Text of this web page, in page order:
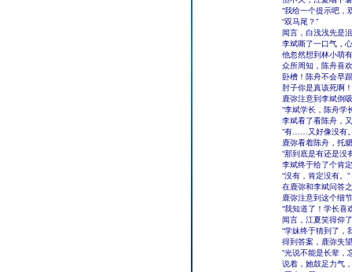
“我给一个提示吧，
“双马尾？”
闻言，白浅浅先是
李斌嘶了一口气，
他忽然想到林小萌
众所周知，陈舟喜
卧槽！陈舟不会早
肘子你是真该死啊！
鹿弥注意到李斌倒
“李斌学长，陈舟学
李斌看了看陈舟，
“有……又好像没有
鹿弥看着陈舟，托
“那到底是有还是没
李斌终于给了个肯
“没有，肯定没有。”
在鹿弥和李斌问答
鹿弥注意到这个细
“我知道了！学长喜
闻言，江夏笑得仰
“学妹终于猜到了，
得到答案，鹿弥失
“光说不能是长辈，
说着，她鼓足力气